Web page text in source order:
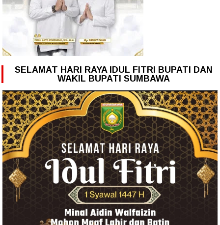
SELAMAT HARI RAYA IDUL FITRI BUPATI DAN
WAKIL BUPATI SUMBAWA